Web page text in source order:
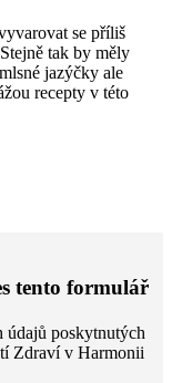
se příliš
tak by měly
jazýčky ale
recepty v této
tento formulář
údajů poskytnutých
Zdraví v Harmonii